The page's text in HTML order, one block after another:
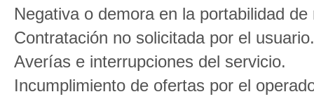
Negativa o demora en la portabilidad
Contratación no solicitada por el usuario.
Averías e interrupciones del servicio.
Incumplimiento de ofertas por el